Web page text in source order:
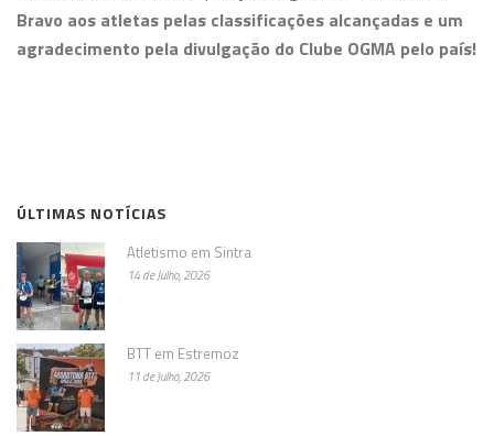
Bravo aos atletas pelas classificações alcançadas e um
agradecimento pela divulgação do Clube OGMA pelo país!
ÚLTIMAS NOTÍCIAS
Atletismo em Sintra
14 de Julho, 2026
BTT em Estremoz
11 de Julho, 2026